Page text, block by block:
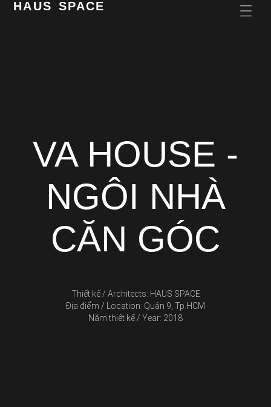
HAUS SPACE
VA HOUSE -
NGÔI NHÀ
CĂN GÓC​
Thiết kế / Architects: HAUS SPACE
Địa điểm / Location: Quận 9, Tp.HCM
Năm thiết kế / Year: 2018